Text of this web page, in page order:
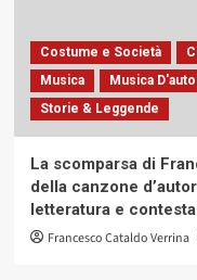
Costume e Società
Musica
Musica
Storie & Leggende
La scomparsa di
della canzone
letteratura e
Francesco Cataldo Verrina